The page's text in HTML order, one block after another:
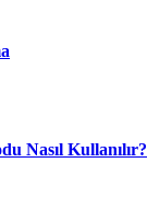
Nasıl Kullanılır?